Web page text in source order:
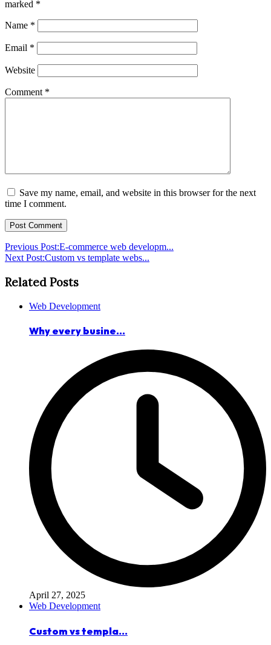
marked *
Name *
Email *
Website
Comment *
Save my name, email, and website in this browser for the next
time I comment.
Previous Post:E-commerce web developm...
Next Post:Custom vs template webs...
Related Posts
Web Development
Why every busine...
April 27, 2025
Web Development
Custom vs templa...